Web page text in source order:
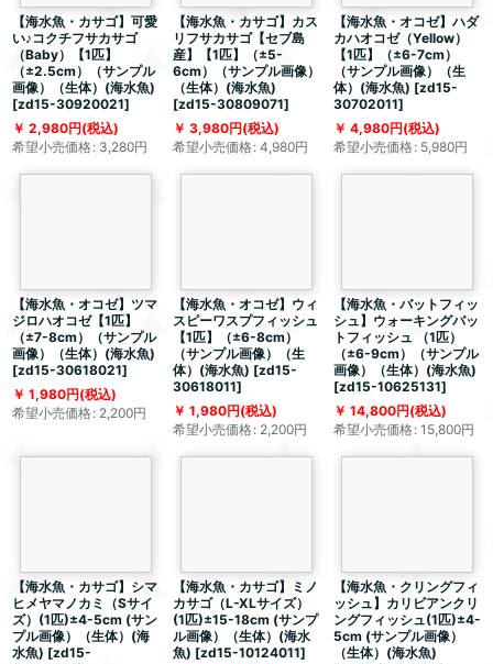
【海水魚・カサゴ】可愛
い♪コクチフサカサゴ
（Baby）【1匹】
（±2.5cm）（サンプル
画像）（生体）(海水魚)
[zd15-30920021]
2,980円(税込)
希望小売価格: 3,280円
【海水魚・カサゴ】カス
リフサカサゴ【セブ島
産】【1匹】（±5-
6cm）（サンプル画像）
（生体）(海水魚)
[zd15-30809071]
3,980円(税込)
希望小売価格: 4,980円
【海水魚・オコゼ】ハダ
カハオコゼ（Yellow）
【1匹】（±6-7cm）
（サンプル画像）（生
体）(海水魚) [zd15-
30702011]
4,980円(税込)
希望小売価格: 5,980円
【海水魚・オコゼ】ツマ
ジロハオコゼ【1匹】
（±7-8cm）（サンプル
画像）（生体）(海水魚)
[zd15-30618021]
1,980円(税込)
希望小売価格: 2,200円
【海水魚・オコゼ】ウィ
スピーワスプフィッシュ
【1匹】（±6-8cm）
（サンプル画像）（生
体）(海水魚) [zd15-
30618011]
1,980円(税込)
希望小売価格: 2,200円
【海水魚・バットフィッ
シュ】ウォーキングバッ
トフィッシュ （1匹）
（±6-9cm）（サンプル
画像）（生体）(海水魚)
[zd15-10625131]
14,800円(税込)
希望小売価格: 15,800円
【海水魚・カサゴ】シマ
ヒメヤマノカミ（Sサイ
ズ）(1匹)±4-5cm (サン
プル画像）（生体）(海
水魚) [zd15-
【海水魚・カサゴ】ミノ
カサゴ（L-XLサイズ）
(1匹)±15-18cm (サンプ
ル画像）（生体）(海水
魚) [zd15-10124011]
【海水魚・クリングフィ
ッシュ】カリビアンクリ
ングフィッシュ(1匹)±4-
5cm (サンプル画像）
（生体）(海水魚)